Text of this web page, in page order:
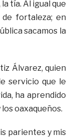
tía. Al igual que
fortaleza; en
sacamos la
Álvarez, quien
servicio que le
ha aprendido
oaxaqueños.
parientes y mis